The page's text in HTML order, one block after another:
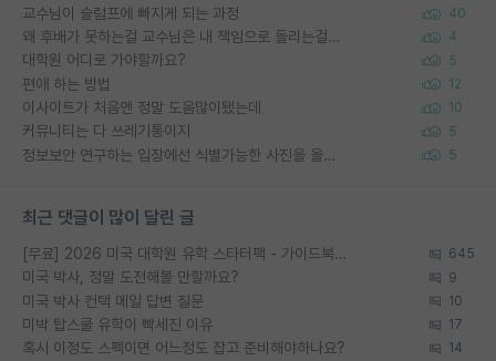
교수님이 슬럼프에 빠지게 되는 과정 40
왜 후배가 못하는걸 교수님은 내 책임으로 돌리는걸까요? 4
대학원 어디로 가야할까요? 5
편애 하는 방법 12
이사이트가 처음엔 정말 도움많이됐는데 10
커뮤니티는 다 쓰레기통이지 5
정보보안 연구하는 입장에선 식별가능한 사진을 올리는건 비추이긴함 5
최근 댓글이 많이 달린 글
[무료] 2026 미국 대학원 유학 스타터팩 - 가이드북 & 합격자 컨택메일 템플릿 645
미국 박사, 정말 도전해볼 만할까요? 9
미국 박사 컨택 메일 답변 질문 10
미박 탑스쿨 유학이 빡세진 이유 17
혹시 이정도 스펙이면 어느정도 잡고 준비해야하나요? 14